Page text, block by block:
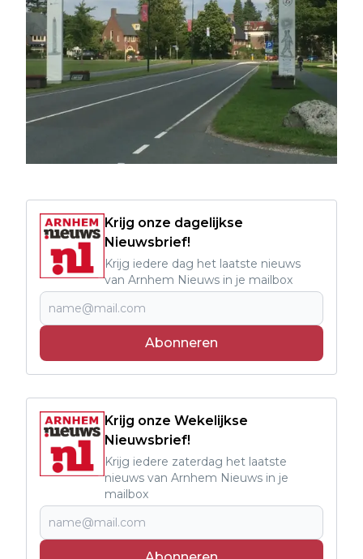
Krijg onze dagelijkse
Nieuwsbrief!
Krijg iedere dag het laatste nieuws
van Arnhem Nieuws in je mailbox
Abonneren
Krijg onze Wekelijkse
Nieuwsbrief!
Krijg iedere zaterdag het laatste
nieuws van Arnhem Nieuws in je
mailbox